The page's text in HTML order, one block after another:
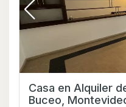
Casa en Alquiler de
Buceo,